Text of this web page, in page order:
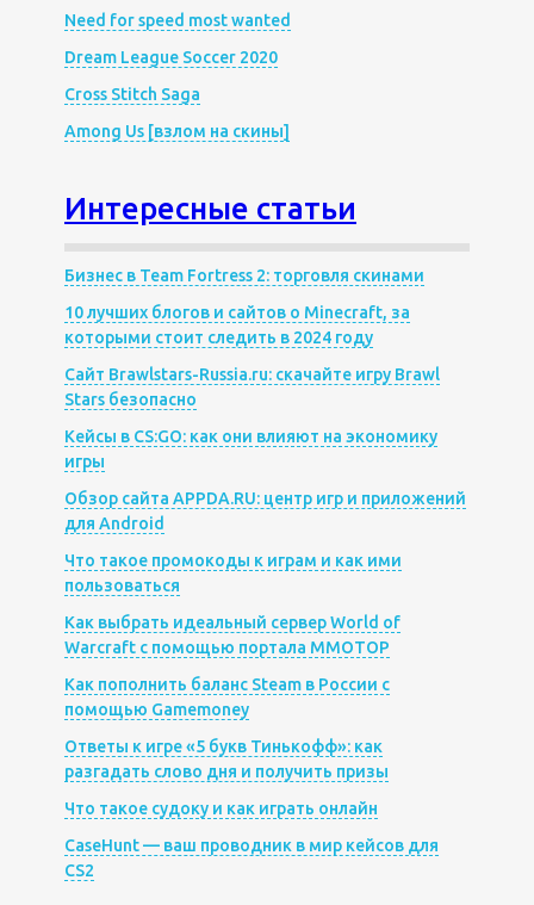
Need for speed most wanted
Dream League Soccer 2020
Cross Stitch Saga
Among Us [взлом на скины]
Интересные статьи
Бизнес в Team Fortress 2: торговля скинами
10 лучших блогов и сайтов о Minecraft, за
которыми стоит следить в 2024 году
Сайт Brawlstars-Russia.ru: скачайте игру Brawl
Stars безопасно
Кейсы в CS:GO: как они влияют на экономику
игры
Обзор сайта APPDA.RU: центр игр и приложений
для Android
Что такое промокоды к играм и как ими
пользоваться
Как выбрать идеальный сервер World of
Warcraft с помощью портала MMOTOP
Как пополнить баланс Steam в России с
помощью Gamemoney
Ответы к игре «5 букв Тинькофф»: как
разгадать слово дня и получить призы
Что такое судоку и как играть онлайн
CaseHunt — ваш проводник в мир кейсов для
CS2